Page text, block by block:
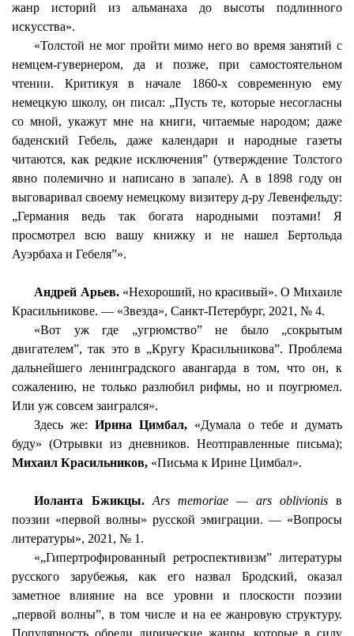
жанр историй из альманаха до высоты подлинного
искусства».
«Толстой не мог пройти мимо него во время занятий с
немцем-гувернером, да и позже, при самостоятельном
чтении. Критикуя в начале 1860-х современную ему
немецкую школу, он писал: „Пусть те, которые несогласны
со мной, укажут мне на книги, читаемые народом; даже
баденский
Гебель, даже календари и народные газеты
читаются, как редкие исключения” (утверждение Толстого
явно полемично и написано в запале). А в 1898 году он
выговаривал своему немецкому визитеру д-ру Левенфельду:
„Германия ведь так богата народными поэтами! Я
просмотрел всю вашу книжку и не нашел Бертольда
Ауэрбаха и Гебеля”».
Андрей Арьев.«Нехороший, но красивый». О Михаиле
Красильникове. — «Звезда», Санкт-Петербург, 2021, № 4.
«Вот уж где „угрюмство” не было „сокрытым
двигателем”, так это в „Кругу Красильникова”. Проблема
дальнейшего ленинградского авангарда в том, что он, к
сожалению, не только разлюбил рифмы, но и поугрюмел.
Или уж совсем заигрался».
Здесь же:Ирина Цимбал,«Думала о тебе и думать
буду» (Отрывки из дневников. Неотправленные письма);
Михаил Красильников, «Письма к Ирине Цимбал».
Иоланта Бжикцы. Ars memoriae — ars oblivionisв
поэзии «первой волны» русской эмиграции. — «Вопросы
литературы», 2021, № 1.
«„Гипертрофированныйретроспективизм” литературы
русского зарубежья, как его назвал Бродский, оказал
заметное влияние на все уровни и плоскости поэзии
„первой волны”, в том числе и на ее жанровую структуру.
Популярность обрели лирические жанры, которые в силу